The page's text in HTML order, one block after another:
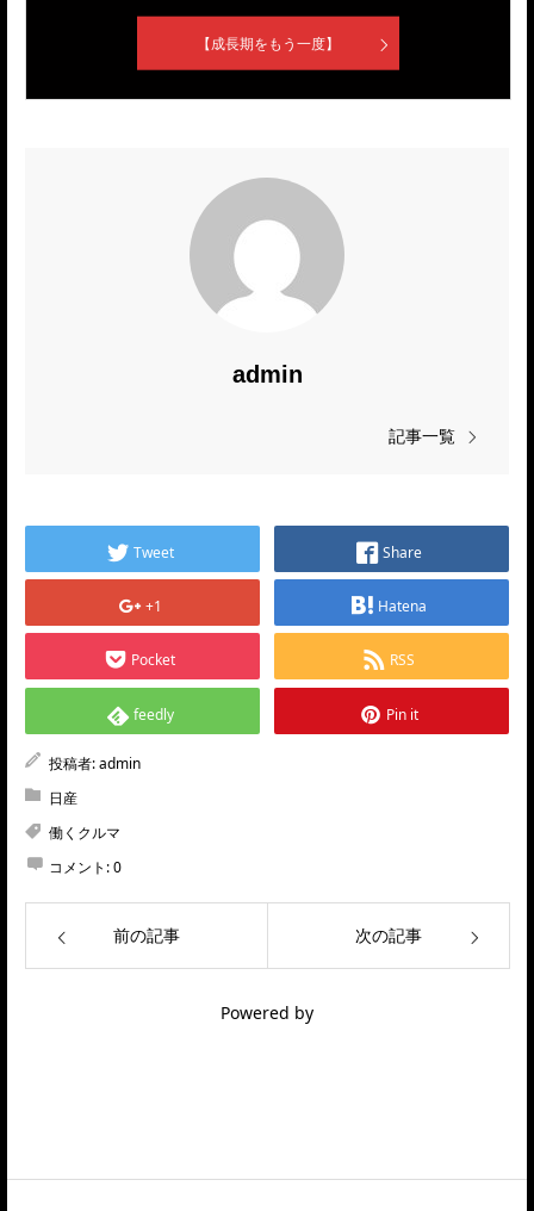
【成長期をもう一度】
admin
記事一覧
Tweet Share
+1 Hatena
Pocket RSS
feedly Pin it
投稿者:admin
日産
働くクルマ
コメント:0
前の記事 次の記事
Powered by